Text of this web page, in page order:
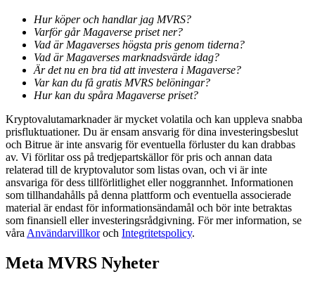
Information
Big data-analys inklusive handelsinformation, etc.
Guide
Futures startguide
Hur köper och handlar jag MVRS?
Varför går Magaverse priset ner?
Vad är Magaverses högsta pris genom tiderna?
Vad är Magaverses marknadsvärde idag?
Är det nu en bra tid att investera i Magaverse?
Var kan du få gratis MVRS belöningar?
Hur kan du spåra Magaverse priset?
Kryptovalutamarknader är mycket volatila och kan uppleva snabba
prisfluktuationer. Du är ensam ansvarig för dina investeringsbeslut
och Bitrue är inte ansvarig för eventuella förluster du kan drabbas
av. Vi förlitar oss på tredjepartskällor för pris och annan data
relaterad till de kryptovalutor som listas ovan, och vi är inte
ansvariga för dess tillförlitlighet eller noggrannhet. Informationen
som tillhandahålls på denna plattform och eventuella associerade
material är endast för informationsändamål och bör inte betraktas
som finansiell eller investeringsrådgivning. För mer information, se
våra Användarvillkoroch Integritetspolicy.
Meta MVRS Nyheter